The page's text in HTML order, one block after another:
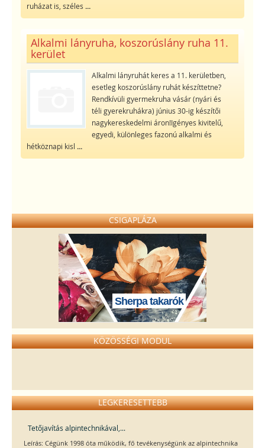
ruházat is, széles ...
Alkalmi lányruha, koszorúslány ruha 11.
kerület
Alkalmi lányruhát keres a 11. kerületben,
esetleg koszorúslány ruhát készíttetne?
Rendkívüli gyermekruha vásár (nyári és
téli gyerekruhákra) június 30-ig készítői
nagykereskedelmi áron!Igényes kivitelű,
egyedi, különleges fazonú alkalmi és
hétköznapi kisl ...
CSIGAPLÁZA
Sherpa takarók
KÖZÖSSÉGI MODUL
LEGKERESETTEBB
Tetőjavítás alpintechnikával,...
Leírás: Cégünk 1998 óta működik, fő tevékenységünk az alpintechnika